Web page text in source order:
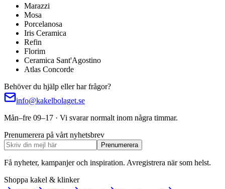
Marazzi
Mosa
Porcelanosa
Iris Ceramica
Refin
Florim
Ceramica Sant'Agostino
Atlas Concorde
Behöver du hjälp eller har frågor?
info@kakelbolaget.se
Mån–fre 09–17 · Vi svarar normalt inom några timmar.
Prenumerera på vårt nyhetsbrev
Prenumerera
Få nyheter, kampanjer och inspiration. Avregistrera när som helst.
Shoppa kakel & klinker